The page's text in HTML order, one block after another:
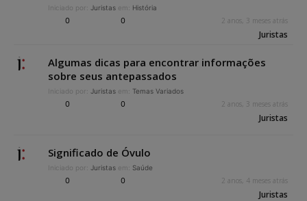
Iniciado por: Juristas em: História
0 0 2 anos, 3 meses atrás
Juristas
Algumas dicas para encontrar informações
sobre seus antepassados
Iniciado por: Juristas em: Temas Variados
0 0 2 anos, 3 meses atrás
Juristas
Significado de Óvulo
Iniciado por: Juristas em: Saúde
0 0 2 anos, 4 meses atrás
Juristas